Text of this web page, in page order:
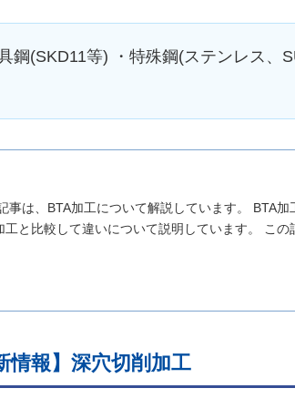
(SKD11等) ・特殊鋼(ステンレス、
は、BTA加工について解説しています。 BTA
と比較して違いについて説明しています。 こ
情報】深穴切削加工